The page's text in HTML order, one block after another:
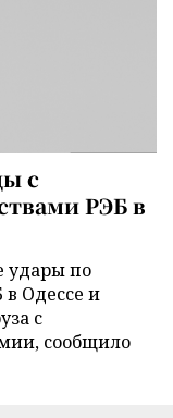
с
РЭБ в
удары по
в Одессе и
с
сообщило